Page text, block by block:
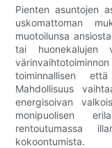
Pienten asuntojen
uskomattoman
muotoilunsa
tai huonekalujen
toiminnallisen
Mahdollisuus
energisoivan
monipuolisen
rentoutumassa
kokoontumista.